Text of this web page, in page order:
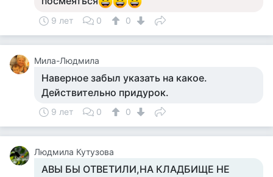
9 лет 0 0
Мила-Людмила
Наверное забыл указать на какое.
Действительно придурок.
9 лет 0 0
Людмила Кутузова
АВЫ БЫ ОТВЕТИЛИ,НА КЛАДБИЩЕ НЕ